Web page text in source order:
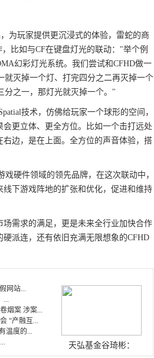
玩家提供更沉浸式的体验，雷蛇的商
比如与CF在键盘灯光的联动："举个例
幻彩灯光系统。我们尝试和CFHD做一
就灭掉一个灯、打完四分之二再灭掉一个
分之一，那灯光就灭掉一个。"
技术，仿佛给玩家一个球形的空间，
更立体、更全方位。比如一个击打远处
边，是在上面。全方位的声音体验，搭
硬件领域的领先品牌，在这次联动中，
下游戏阵地的扩张和优化，促进和维持
需求的满足，更是未来全行业加快合作
派连，还有依旧充满无限想象的CFHD
网站...
...
烟案 涉案...
“产融互...
温度的...
天弘基金谷琦彬：